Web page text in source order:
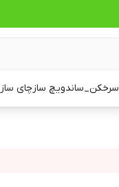
سرخکن_ساندویچ سازچای ساز